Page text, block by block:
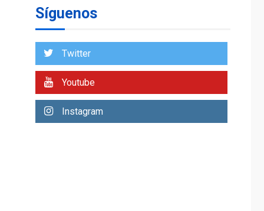
1
ÚLTIMA HORA
operaciones de carga
Aeropuerto de
Síguenos
Twitter
Youtube
Instagram